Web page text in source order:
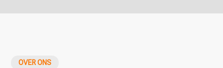
OVER ONS